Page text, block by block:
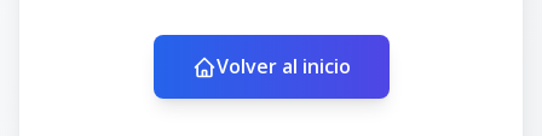
Volver al inicio